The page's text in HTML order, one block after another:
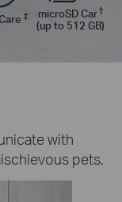
‡ microSD Car†
(up to 512 GB)
with
pets.